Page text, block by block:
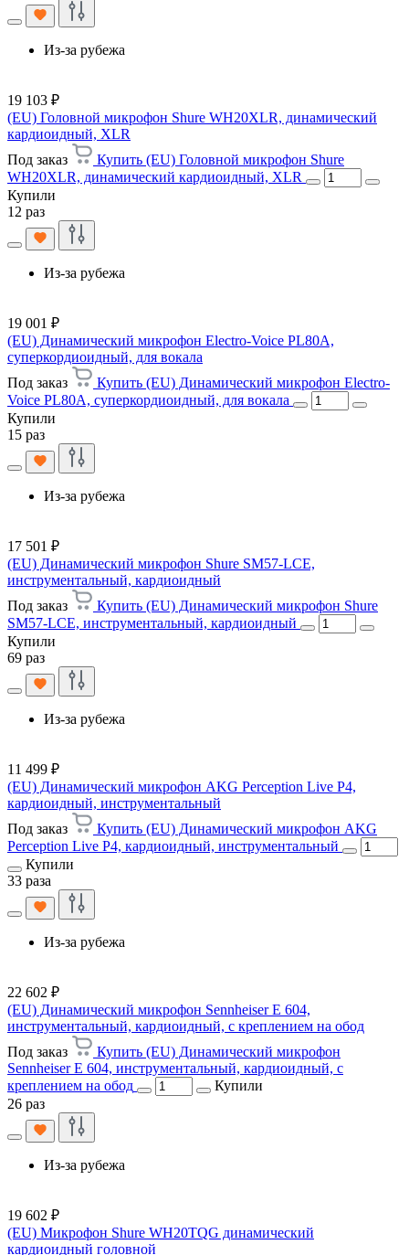
Из-за рубежа
19 103 ₽
(EU) Головной микрофон Shure WH20XLR, динамический
кардиоидный, XLR
Под заказ
Купить (EU) Головной микрофон Shure
WH20XLR, динамический кардиоидный, XLR
Купили
12 раз
Из-за рубежа
19 001 ₽
(EU) Динамический микрофон Electro-Voice PL80A,
суперкордиоидный, для вокала
Под заказ
Купить (EU) Динамический микрофон Electro-
Voice PL80A, суперкордиоидный, для вокала
Купили
15 раз
Из-за рубежа
17 501 ₽
(EU) Динамический микрофон Shure SM57-LCE,
инструментальный, кардиоидный
Под заказ
Купить (EU) Динамический микрофон Shure
SM57-LCE, инструментальный, кардиоидный
Купили
69 раз
Из-за рубежа
11 499 ₽
(EU) Динамический микрофон AKG Perception Live P4,
кардиоидный, инструментальный
Под заказ
Купить (EU) Динамический микрофон AKG
Perception Live P4, кардиоидный, инструментальный
Купили
33 раза
Из-за рубежа
22 602 ₽
(EU) Динамический микрофон Sennheiser E 604,
инструментальный, кардиоидный, с креплением на обод
Под заказ
Купить (EU) Динамический микрофон
Sennheiser E 604, инструментальный, кардиоидный, с
креплением на обод
Купили
26 раз
Из-за рубежа
19 602 ₽
(EU) Микрофон Shure WH20TQG динамический
кардиоидный головной